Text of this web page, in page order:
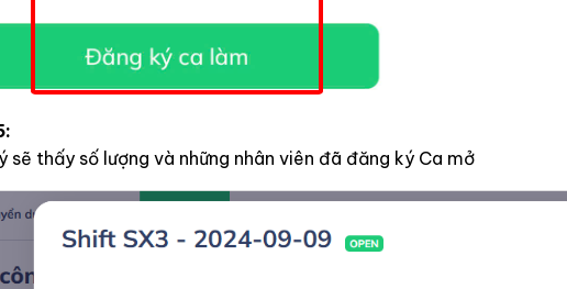
sẽ thấy số lượng và những nhân viên đã đăng ký Ca mở